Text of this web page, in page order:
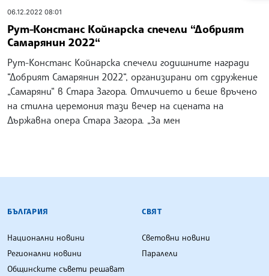
06.12.2022 08:01
Рут-Констанс Койнарска спечели “Добрият
Самарянин 2022“
Рут-Констанс Койнарска спечели годишните награди
“Добрият Самарянин 2022“, организирани от сдружение
„Самаряни“ в Стара Загора. Отличието и беше връчено
на стилна церемония тази вечер на сцената на
Държавна опера Стара Загора. „За мен
БЪЛГАРСКА ТЕЛЕГРАФНА АГЕНЦИЯ
БЪЛГАРИЯ
Национални новини
Регионални новини
Общинските съвети решават
СВЯТ
Световни новини
Паралели